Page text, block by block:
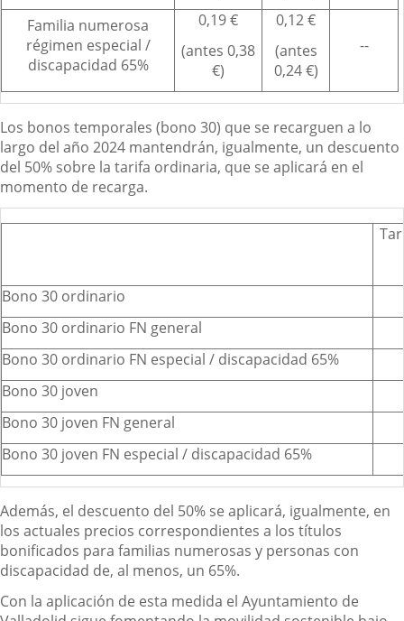
Familia numerosa
régimen especial /
discapacidad 65%
0,19 €
(antes 0,38
€)
0,12 €
(antes
0,24 €)
--
Los bonos temporales (bono 30) que se recarguen a lo
largo del año 2024 mantendrán, igualmente, un descuento
del 50% sobre la tarifa ordinaria, que se aplicará en el
momento de recarga.
Bono 30 ordinario
Bono 30 ordinario FN general
Bono 30 ordinario FN especial / discapacidad 65%
Bono 30 joven
Bono 30 joven FN general
Bono 30 joven FN especial / discapacidad 65%
Además, el descuento del 50% se aplicará, igualmente, en
los actuales precios correspondientes a los títulos
bonificados para familias numerosas y personas con
discapacidad de, al menos, un 65%.
Con la aplicación de esta medida el Ayuntamiento de